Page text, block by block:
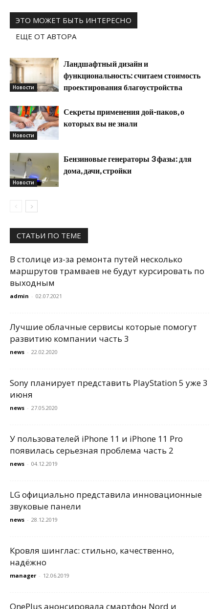
ЭТО МОЖЕТ БЫТЬ ИНТЕРЕСНО
ЕЩЕ ОТ АВТОРА
Новости
Ландшафтный дизайн и
функциональность: считаем стоимость
проектирования благоустройства
Новости
Секреты применения дой-паков, о
которых вы не знали
Новости
Бензиновые генераторы 3 фазы: для
дома, дачи, стройки
СТАТЬИ ПО ТЕМЕ
В столице из-за ремонта путей несколько
маршрутов трамваев не будут курсировать по
выходным
admin - 02.07.2021
Лучшие облачные сервисы которые помогут
развитию компании часть 3
news - 22.02.2020
Sony планирует представить PlayStation 5 уже 3
июня
news - 27.05.2020
У пользователей iPhone 11 и iPhone 11 Pro
появилась серьезная проблема часть 2
news - 04.12.2019
LG официально представила инновационные
звуковые панели
news - 28.12.2019
Кровля шинглас: стильно, качественно,
надёжно
manager - 12.06.2019
OnePlus анонсировала смартфон Nord и